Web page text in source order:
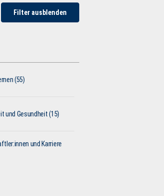
Filter ausblenden
(55)
und Gesundheit (15)
und Karriere